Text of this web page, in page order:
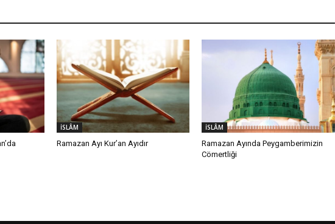
İSLÂM
Ramazan Ayı Kur’an Ayıdır
İSLÂM
Ramazan Ayında Peygamberimizin
Cömertliği